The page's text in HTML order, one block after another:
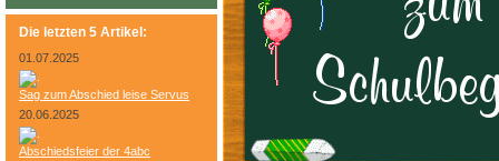
Die letzten 5 Artikel:
01.07.2025
Sag zum Abschied leise Servus
20.06.2025
Abschiedsfeier der 4abc